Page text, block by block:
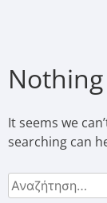
It seems we
searching can